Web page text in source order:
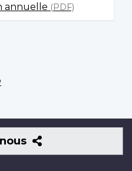
annuelle (PDF)
Suivez-
nous